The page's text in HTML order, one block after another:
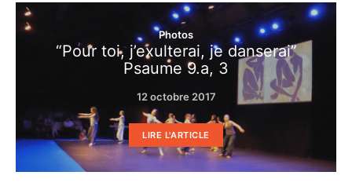
Photos
“Pour toi, j’exulterai, je danserai”
Psaume 9.a, 3
12 octobre 2017
LIRE L'ARTICLE